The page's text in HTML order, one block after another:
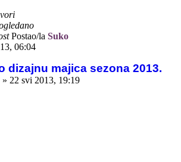
Postao/la Suko
06:04
dizajnu majica sezona 2013.
» 22 svi 2013, 19:19